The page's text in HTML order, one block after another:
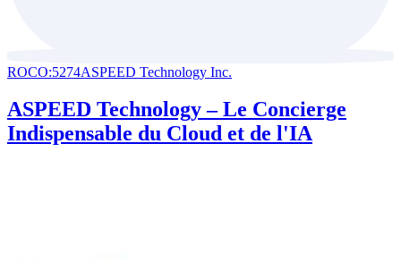
ROCO:5274ASPEED Technology Inc.
ASPEED Technology – Le Concierge
Indispensable du Cloud et de l'IA